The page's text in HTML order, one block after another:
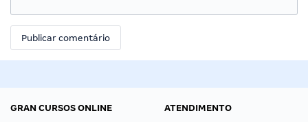
GRAN CURSOS ONLINE
ATENDIMENTO